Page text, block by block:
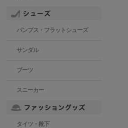
パンプス・フラットシューズ
サンダル
ブーツ
スニーカー
タイツ・靴下